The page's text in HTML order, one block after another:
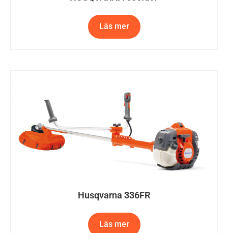
Läs mer
Husqvarna 336FR
Läs mer